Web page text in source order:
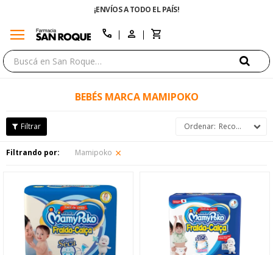
¡ENVÍOS A TODO EL PAÍS!
menu call
BEBÉS MARCA MAMIPOKO
Recomendados
Filtrando por: Mamipoko
close